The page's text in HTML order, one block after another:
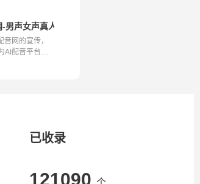
男声女声真人发音
音网的宣传，
AI配音平台的
已收录
121090